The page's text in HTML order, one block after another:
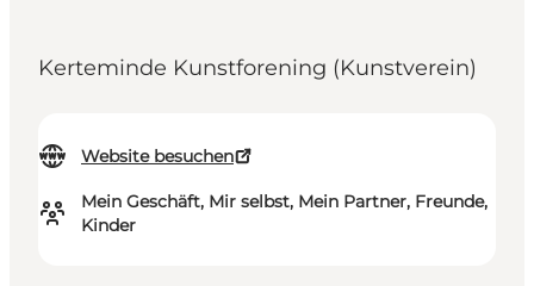
Kerteminde Kunstforening (Kunstverein)
Website besuchen
Mein Geschäft, Mir selbst, Mein Partner, Freunde,
Kinder